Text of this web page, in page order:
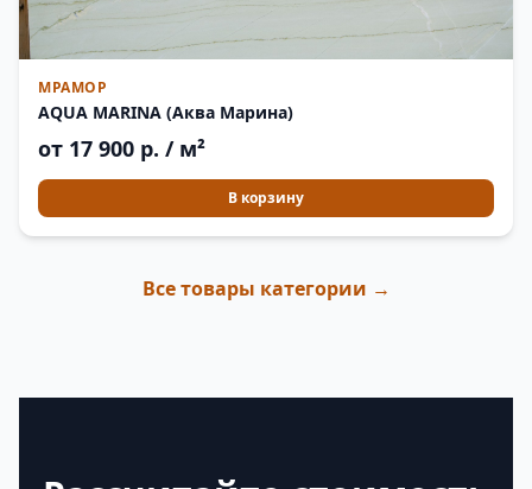
МРАМОР
AQUA MARINA (Аква Марина)
от 17 900 р. / м²
В корзину
Все товары категории →